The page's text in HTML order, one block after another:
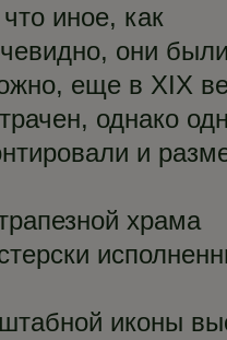
иное, как
они
еще в XIX
однако
и
храма
иконы